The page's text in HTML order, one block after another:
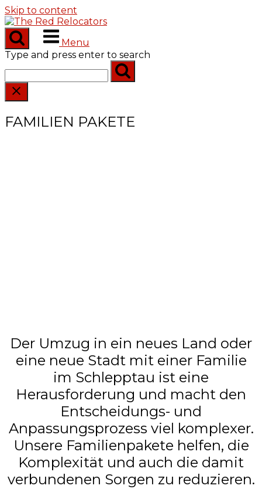
Skip to content
Menu
Type and press enter to search
FAMILIEN PAKETE
Der Umzug in ein neues Land oder
eine neue Stadt mit einer Familie
im Schlepptau ist eine
Herausforderung und macht den
Entscheidungs- und
Anpassungsprozess viel komplexer.
Unsere Familienpakete helfen, die
Komplexität und auch die damit
verbundenen Sorgen zu reduzieren.